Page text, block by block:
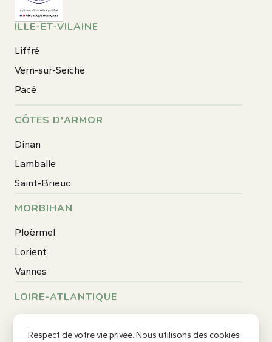
ILLE-ET-VILAINE
Liffré
Vern-sur-Seiche
Pacé
CÔTES D'ARMOR
Dinan
Lamballe
Saint-Brieuc
MORBIHAN
Ploërmel
Lorient
Vannes
LOIRE-ATLANTIQUE
Respect de votre vie privee. Nous utilisons des cookies